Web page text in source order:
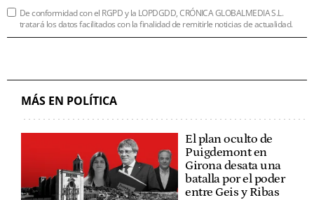
De conformidad con el RGPD y la LOPDGDD, CRÓNICA GLOBALMEDIA S.L.
tratará los datos facilitados con la finalidad de remitirle noticias de actualidad.
MÁS EN POLÍTICA
El plan oculto de
Puigdemont en
Girona desata una
batalla por el poder
entre Geis y Ribas